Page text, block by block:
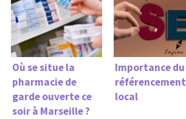
Où se situe la
pharmacie de
garde ouverte ce
soir à Marseille ?
Importance du
référencement
local